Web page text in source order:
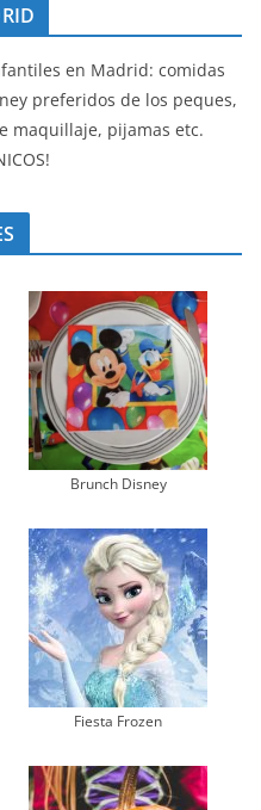
en Madrid: comidas
preferidos de los peques,
maquillaje, pijamas etc.
Brunch Disney
Fiesta Frozen